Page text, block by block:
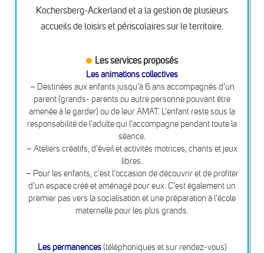
Kochersberg-Ackerland et a la gestion de plusieurs
accueils de loisirs et périscolaires sur le territoire.
Les services proposés
Les animations collectives
– Destinées aux enfants jusqu’à 6 ans accompagnés d’un
parent (grands- parents ou autre personne pouvant être
amenée à le garder) ou de leur AMAT. L’enfant reste sous la
responsabilité de l’adulte qui l’accompagne pendant toute la
séance.
– Ateliers créatifs, d’éveil et activités motrices, chants et jeux
libres.
– Pour les enfants, c’est l’occasion de découvrir et de profiter
d’un espace créé et aménagé pour eux. C’est également un
premier pas vers la socialisation et une préparation à l’école
maternelle pour les plus grands.
Les permanences(téléphoniques et sur rendez-vous)